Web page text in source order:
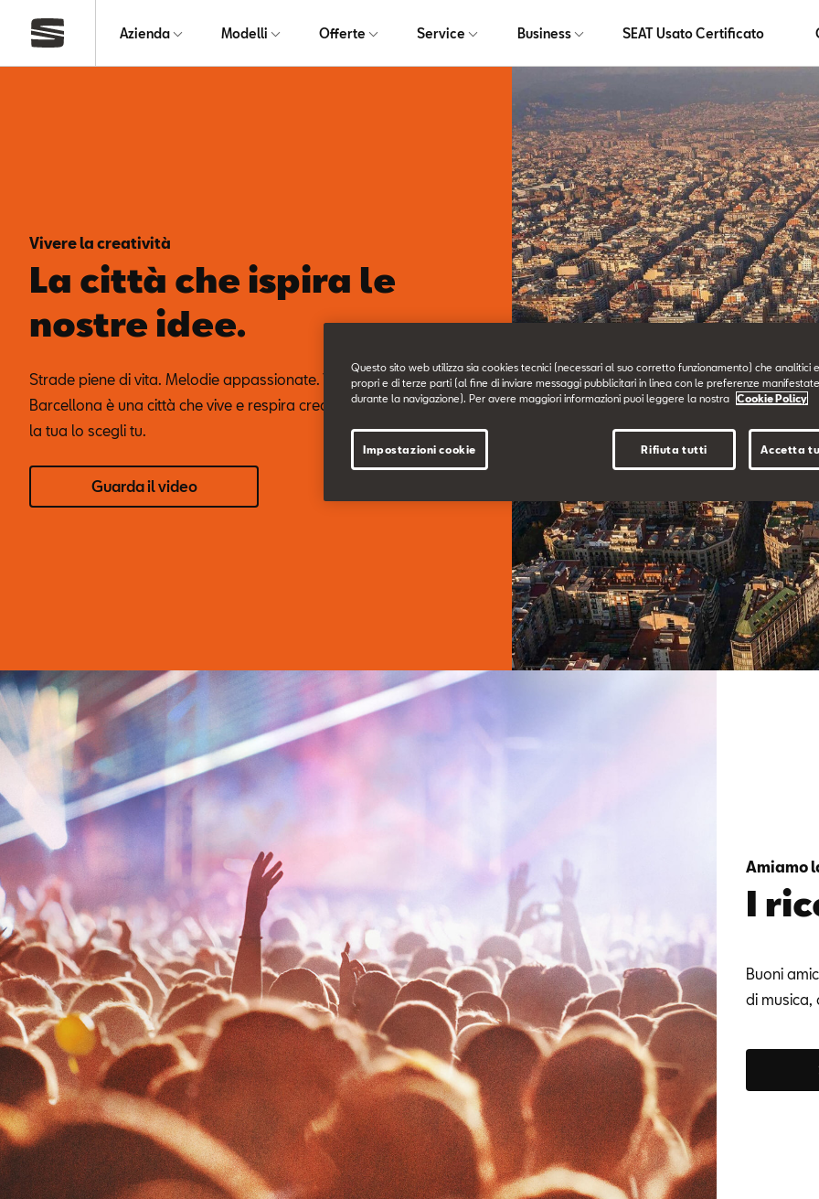
Azienda Modelli Offerte Service Business SEAT Usato Certificato
Vivere la creatività
La città che ispira le
nostre idee.
Strade piene di vita. Melodie appassionate. Tramonti dorati.
Barcellona è una città che vive e respira creatività. Come esprimere
la tua lo scegli tu.
Guarda il video
Amiamo
I
Buoni
di musica,
Questo sito web utilizza sia cookies tecnici (necessari al suo corretto funzionamento) che analitici
propri e di terze parti (al fine di inviare messaggi pubblicitari in linea con le preferenze
durante la navigazione). Per avere maggiori informazioni puoi leggere la nostra
Cookie Policy
Rifiuta tutti Accetta
Impostazioni cookie